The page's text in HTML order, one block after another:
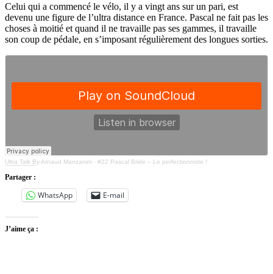
Celui qui a commencé le vélo, il y a vingt ans sur un pari, est
devenu une figure de l’ultra distance en France. Pascal ne fait pas les
choses à moitié et quand il ne travaille pas ses gammes, il travaille
son coup de pédale, en s’imposant régulièrement des longues sorties.
Ultra Talk By Arnaud Manzanini · #22 Pascal Bride – Le perfectionniste !
Partager :
WhatsApp E-mail
J’aime ça :